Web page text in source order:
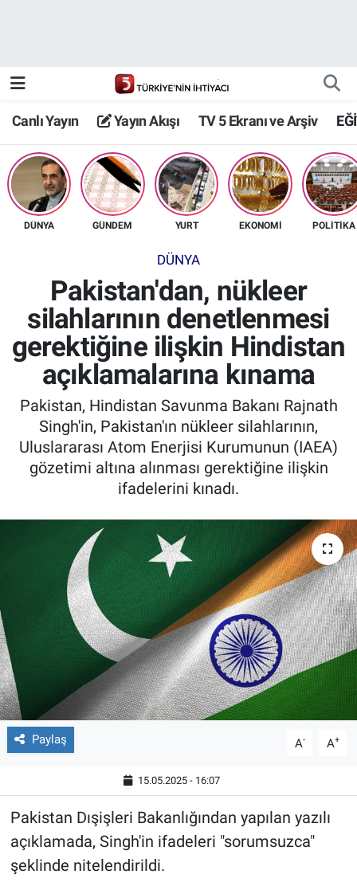
Canlı Yayın Yayın Akışı TV 5 Ekranı ve Arşiv
DÜNYA GÜNDEM YURT EKONOMİ POLİTİKA
DÜNYA
Pakistan'dan, nükleer
silahlarının denetlenmesi
gerektiğine ilişkin Hindistan
açıklamalarına kınama
Pakistan, Hindistan Savunma Bakanı Rajnath
Singh'in, Pakistan'ın nükleer silahlarının,
Uluslararası Atom Enerjisi Kurumunun (IAEA)
gözetimi altına alınması gerektiğine ilişkin
ifadelerini kınadı.
Paylaş A- A+
15.05.2025 - 16:07
Pakistan Dışişleri Bakanlığından yapılan yazılı
açıklamada, Singh'in ifadeleri "sorumsuzca"
şeklinde nitelendirildi.
TV 5 Ekranı ve Arşiv